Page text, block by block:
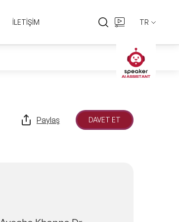
İLETİŞİM TR
EN
TR
Paylaş DAVET ET